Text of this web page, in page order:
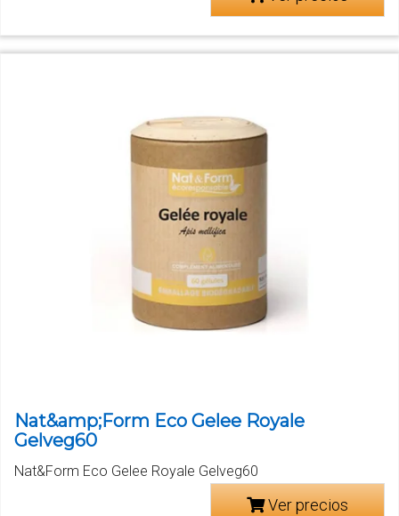
Nat&amp;Form Eco Gelee Royale
Gelveg60
Nat&Form Eco Gelee Royale Gelveg60
Ver precios